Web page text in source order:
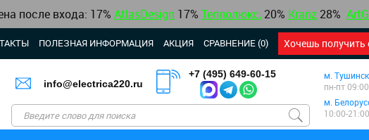
после входа: 17% AtlasDesign 17% Теплолюкс, 20% Kranz 28%
ПОЛЕЗНАЯ ИНФОРМАЦИЯ АКЦИЯ СРАВНЕНИЕ (0) Хочешь получить
info@electrica220.ru
+7 (495) 649-60-15
м.
пн-пт
м.
10:00-